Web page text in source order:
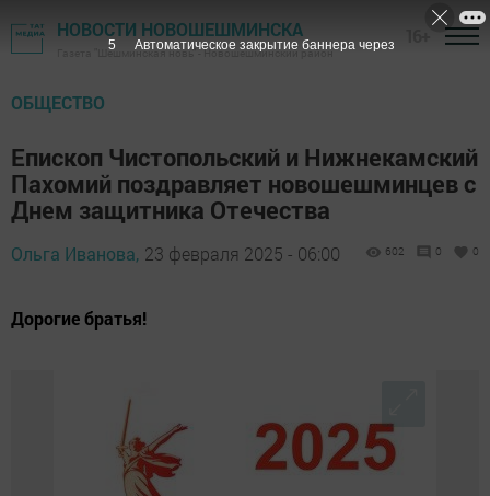
НОВОСТИ НОВОШЕШМИНСКА
Газета "Шешминская новь" - Новошешминский район
ОБЩЕСТВО
Епископ Чистопольский и Нижнекамский
Пахомий поздравляет новошешминцев с
Днем защитника Отечества
Ольга Иванова, 23 февраля 2025 - 06:00 602 0 0
Дорогие братья!
4 Автоматическое закрытие баннера через